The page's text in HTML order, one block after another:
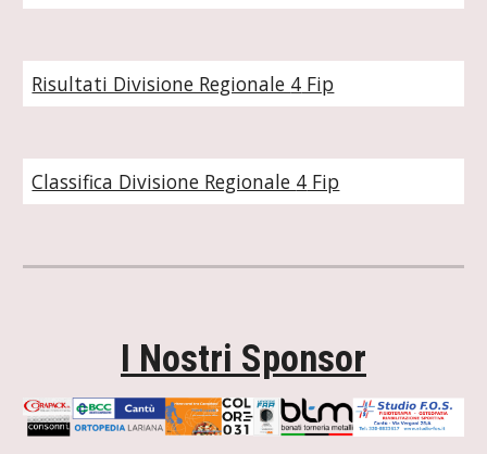
Risultati Divisione Regionale 4 Fip
Classifica Divisione Regionale 4 Fip
I Nostri Sponsor